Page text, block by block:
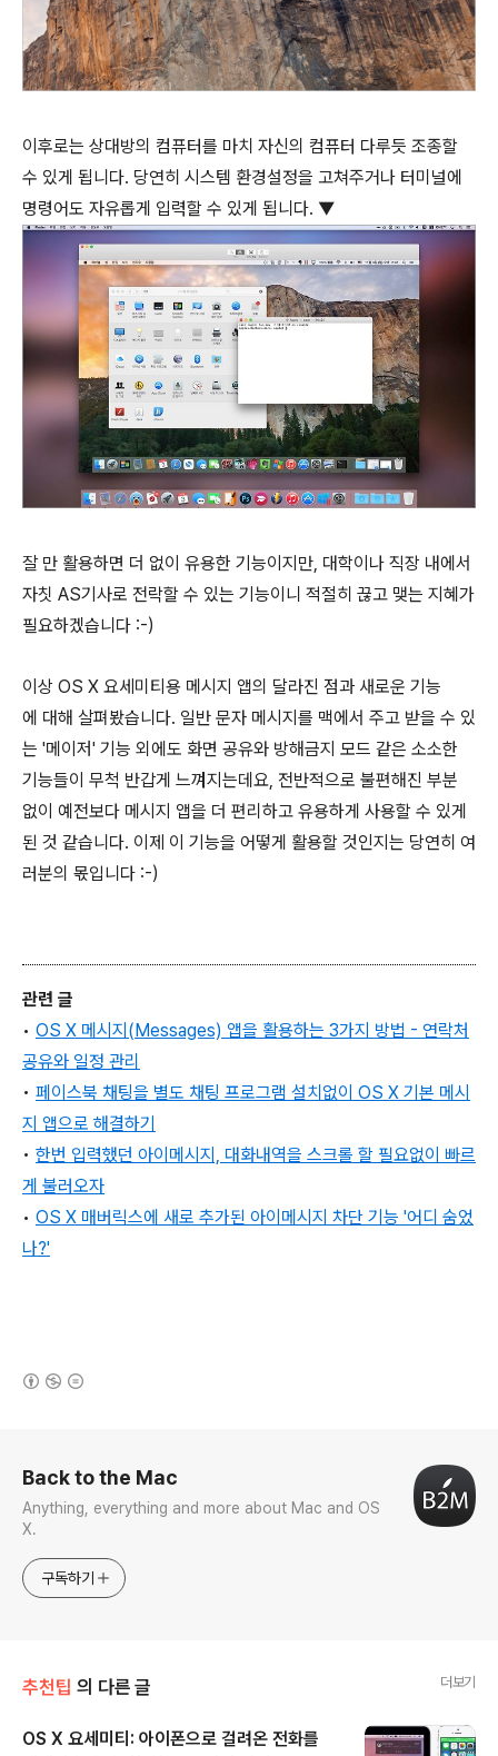
이후로는 상대방의 컴퓨터를 마치 자신의 컴퓨터 다루듯 조종할
수 있게 됩니다. 당연히 시스템 환경설정을 고쳐주거나 터미널에
명령어도 자유롭게 입력할 수 있게 됩니다. ▼
잘 만 활용하면 더 없이 유용한 기능이지만, 대학이나 직장 내에서
자칫 AS기사로 전락할 수 있는 기능이니 적절히 끊고 맺는 지혜가
필요하겠습니다 :-)
이상 OS X 요세미티용 메시지 앱의 달라진 점과 새로운 기능
에 대해 살펴봤습니다. 일반 문자 메시지를 맥에서 주고 받을 수 있
는 '메이저' 기능 외에도 화면 공유와 방해금지 모드 같은 소소한
기능들이 무척 반갑게 느껴지는데요, 전반적으로 불편해진 부분
없이 예전보다 메시지 앱을 더 편리하고 유용하게 사용할 수 있게
된 것 같습니다. 이제 이 기능을 어떻게 활용할 것인지는 당연히 여
러분의 몫입니다 :-)
관련 글
• OS X 메시지(Messages) 앱을 활용하는 3가지 방법 - 연락처
공유와 일정 관리
• 페이스북 채팅을 별도 채팅 프로그램 설치없이 OS X 기본 메시
지 앱으로 해결하기
• 한번 입력했던 아이메시지, 대화내역을 스크롤 할 필요없이 빠르
게 불러오자
• OS X 매버릭스에 새로 추가된 아이메시지 차단 기능 '어디 숨었
나?'
Back to the Mac
Anything, everything and more about Mac and OS
X.
구독하기
추천팁 의 다른 글 더보기
OS X 요세미티: 아이폰으로 걸려온 전화를